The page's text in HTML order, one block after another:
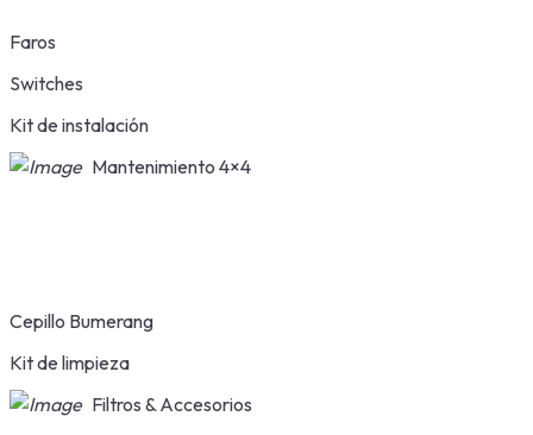
Faros
Switches
Kit de instalación
Mantenimiento 4×4
Cepillo Bumerang
Kit de limpieza
Filtros & Accesorios